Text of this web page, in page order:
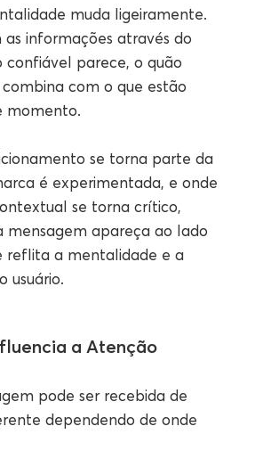
muda ligeiramente.
informações através do
confiável parece, o quão
com o que estão
momento.
se torna parte da
é experimentada, e onde
se torna crítico,
mensagem apareça ao lado
reflita a mentalidade e a
usuário.
a Atenção
pode ser recebida de
dependendo de onde